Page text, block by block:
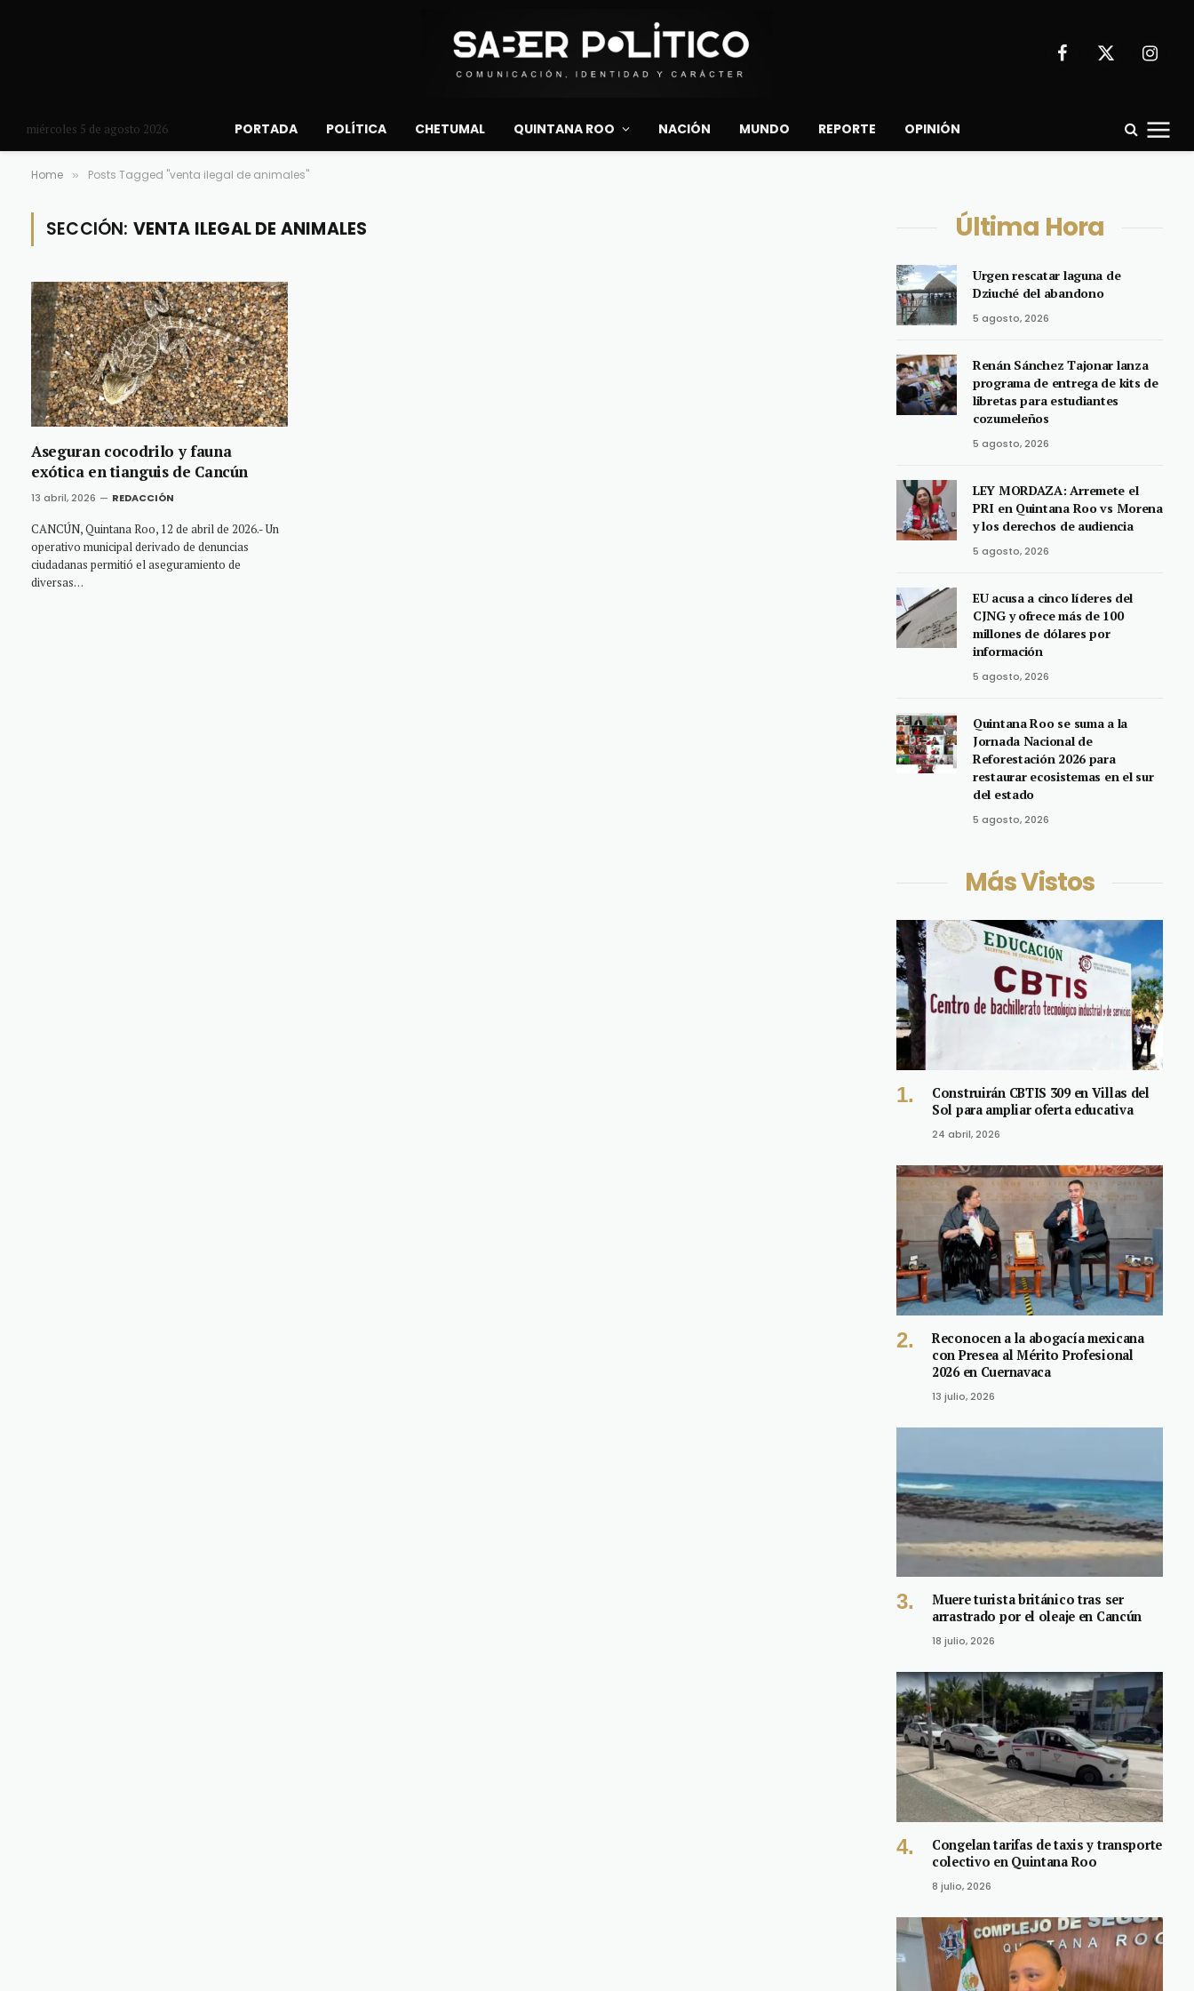
Facebook
X
miércoles 5 de agosto 2026 PORTADA POLÍTICA CHETUMAL QUINTANA ROO NACIÓN MUNDO REPORTE OPINIÓN
Home » Posts Tagged "venta ilegal de animales"
SECCIÓN: VENTA ILEGAL DE ANIMALES
Aseguran cocodrilo y fauna
exótica en tianguis de Cancún
13 abril, 2026 REDACCIÓN
CANCÚN, Quintana Roo, 12 de abril de 2026.- Un
operativo municipal derivado de denuncias
ciudadanas permitió el aseguramiento de
diversas…
Última Hora
Urgen rescatar laguna de
Dziuché del abandono
5 agosto, 2026
Renán Sánchez Tajonar lanza
programa de entrega de kits de
libretas para estudiantes
cozumeleños
5 agosto, 2026
LEY MORDAZA: Arremete el
PRI en Quintana Roo vs Morena
y los derechos de audiencia
5 agosto, 2026
EU acusa a cinco líderes del
CJNG y ofrece más de 100
millones de dólares por
información
5 agosto, 2026
Quintana Roo se suma a la
Jornada Nacional de
Reforestación 2026 para
restaurar ecosistemas en el sur
del estado
5 agosto, 2026
Más Vistos
Construirán CBTIS 309 en Villas del
Sol para ampliar oferta educativa
24 abril, 2026
Reconocen a la abogacía mexicana
con Presea al Mérito Profesional
2026 en Cuernavaca
13 julio, 2026
Muere turista británico tras ser
arrastrado por el oleaje en Cancún
18 julio, 2026
Congelan tarifas de taxis y transporte
colectivo en Quintana Roo
8 julio, 2026